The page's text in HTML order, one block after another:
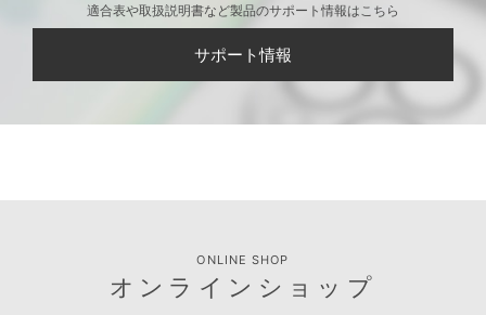
適合表や取扱説明書など製品のサポート情報はこちら
サポート情報
ONLINE SHOP
オンラインショップ